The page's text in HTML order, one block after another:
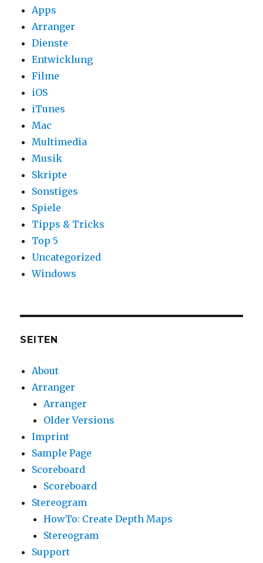
Apps
Arranger
Dienste
Entwicklung
Filme
iOS
iTunes
Mac
Multimedia
Musik
Skripte
Sonstiges
Spiele
Tipps & Tricks
Top 5
Uncategorized
Windows
SEITEN
About
Arranger
Arranger
Older Versions
Imprint
Sample Page
Scoreboard
Scoreboard
Stereogram
HowTo: Create Depth Maps
Stereogram
Support